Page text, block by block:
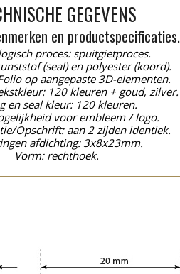
GEGEVENS
en productspecificaties.
proces: spuitgietproces.
(seal) en polyester (koord).
op aangepaste 3D-elementen.
120 kleuren + goud, zilver.
en seal kleur: 120 kleuren.
voor embleem / logo.
Opschrift: aan 2 zijden identiek.
afdichting: 3x8x23mm.
Vorm: rechthoek.